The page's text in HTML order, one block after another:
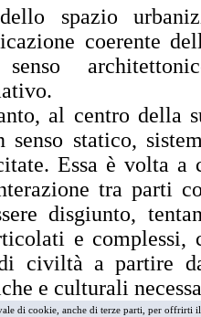
spazio
coerente
al centro della
senso statico,
Essa è volta a
tra parti
disgiunto,
e complessi,
civiltà a partire
e culturali
di cookie, anche di terze parti, per